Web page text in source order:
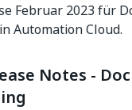
Februar 2023 für
Automation Cloud.
Notes -